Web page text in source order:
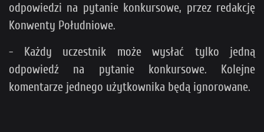
odpowiedzi na pytanie konkursowe, przez redakcję
Konwenty Południowe.
- Każdy uczestnik może wysłać tylko jedną
odpowiedź na pytanie konkursowe. Kolejne
komentarze jednego użytkownika będą ignorowane.